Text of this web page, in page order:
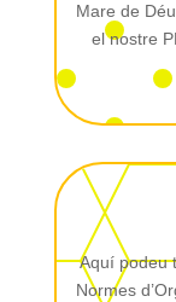
Mare de
el nostre
Aquí podeu
Normes